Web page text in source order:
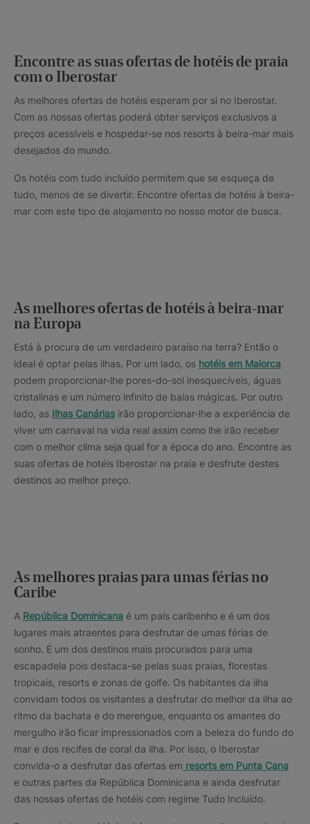
Encontre as suas ofertas de hotéis de praia
com o Iberostar
As melhores ofertas de hotéis esperam por si no Iberostar.
Com as nossas ofertas poderá obter serviços exclusivos a
preços acessíveis e hospedar-se nos resorts à beira-mar mais
desejados do mundo.
Os hotéis com tudo incluído permitem que se esqueça de
tudo, menos de se divertir. Encontre ofertas de hotéis à beira-
mar com este tipo de alojamento no nosso motor de busca.
As melhores ofertas de hotéis à beira-mar
na Europa
Está à procura de um verdadeiro paraíso na terra? Então o
ideal é optar pelas ilhas. Por um lado, os hotéis em Maiorca
podem proporcionar-lhe pores-do-sol inesquecíveis, águas
cristalinas e um número infinito de baías mágicas. Por outro
lado, as Ilhas Canárias irão proporcionar-lhe a experiência de
viver um carnaval na vida real assim como lhe irão receber
com o melhor clima seja qual for a época do ano. Encontre as
suas ofertas de hotéis Iberostar na praia e desfrute destes
destinos ao melhor preço.
As melhores praias para umas férias no
Caribe
A República Dominicana é um país caribenho e é um dos
lugares mais atraentes para desfrutar de umas férias de
sonho. É um dos destinos mais procurados para uma
escapadela pois destaca-se pelas suas praias, florestas
tropicais, resorts e zonas de golfe. Os habitantes da ilha
convidam todos os visitantes a desfrutar do melhor da ilha ao
ritmo da bachata e do merengue, enquanto os amantes do
mergulho irão ficar impressionados com a beleza do fundo do
mar e dos recifes de coral da ilha. Por isso, o Iberostar
convida-o a desfrutar das ofertas em resorts em Punta Cana
e outras partes da República Dominicana e ainda desfrutar
das nossas ofertas de hotéis com regime Tudo Incluído.